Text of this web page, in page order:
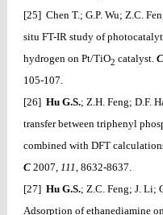
[25] Chen T.; G.P. Wu; Z.C.
situ FT-IR study of
hydrogen on Pt/TiO2 catalyst.
105-107.
[26] Hu G.S.; Z.H. Feng; D.F.
transfer between triphenyl
combined with DFT
C 2007, 111, 8632-8637.
[27] Hu G.S.; Z.C. Feng; J. Li;
Adsorption of ethanediamine